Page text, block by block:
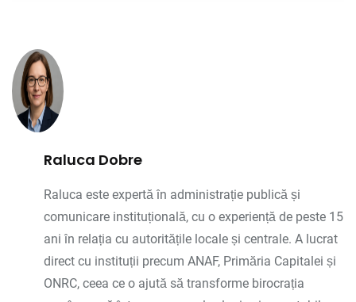
Raluca Dobre
Raluca este expertă în administrație publică și
comunicare instituțională, cu o experiență de peste 15
ani în relația cu autoritățile locale și centrale. A lucrat
direct cu instituții precum ANAF, Primăria Capitalei și
ONRC, ceea ce o ajută să transforme birocrația